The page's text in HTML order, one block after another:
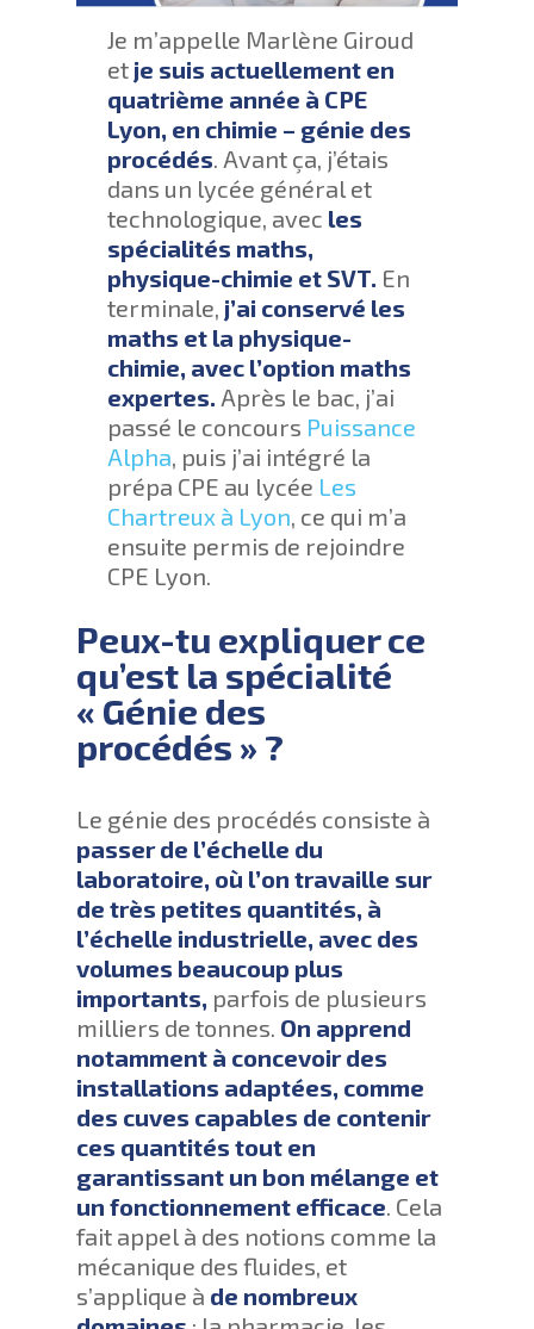
Je m’appelle Marlène Giroud
et je suis actuellement en
quatrième année à CPE
Lyon, en chimie – génie des
procédés. Avant ça, j’étais
dans un lycée général et
technologique, avec les
spécialités maths,
physique-chimie et SVT. En
terminale, j’ai conservé les
maths et la physique-
chimie, avec l’option maths
expertes. Après le bac, j’ai
passé le concours Puissance
Alpha, puis j’ai intégré la
prépa CPE au lycée Les
Chartreux à Lyon, ce qui m’a
ensuite permis de rejoindre
CPE Lyon.
Peux-tu expliquer ce
qu’est la spécialité
« Génie des
procédés » ?
Le génie des procédés consiste à
passer de l’échelle du
laboratoire, où l’on travaille sur
de très petites quantités, à
l’échelle industrielle, avec des
volumes beaucoup plus
importants, parfois de plusieurs
milliers de tonnes. On apprend
notamment à concevoir des
installations adaptées, comme
des cuves capables de contenir
ces quantités tout en
garantissant un bon mélange et
un fonctionnement efficace. Cela
fait appel à des notions comme la
mécanique des fluides, et
s’applique à de nombreux